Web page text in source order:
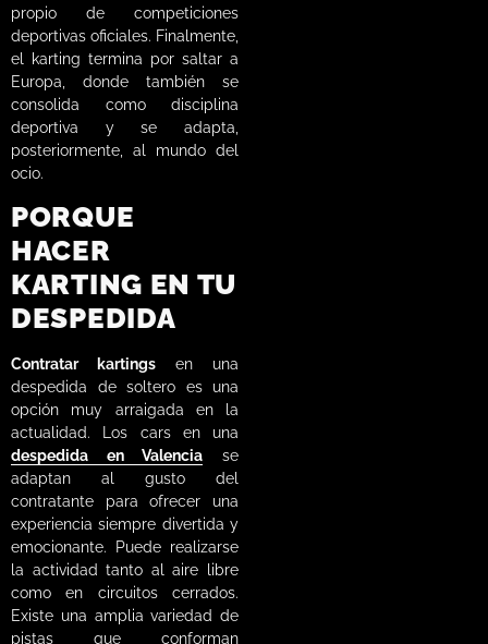
propio de competiciones
deportivas oficiales. Finalmente,
el karting termina por saltar a
Europa, donde también se
consolida como disciplina
deportiva y se adapta,
posteriormente, al mundo del
ocio.
PORQUE
HACER
KARTING EN TU
DESPEDIDA
Contratar kartings en una
despedida de soltero es una
opción muy arraigada en la
actualidad. Los cars en una
despedida en Valencia se
adaptan al gusto del
contratante para ofrecer una
experiencia siempre divertida y
emocionante. Puede realizarse
la actividad tanto al aire libre
como en circuitos cerrados.
Existe una amplia variedad de
pistas que conforman